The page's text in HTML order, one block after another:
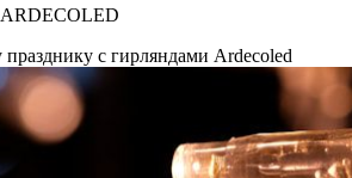
ARDECOLED
с гирляндами Ardecoled